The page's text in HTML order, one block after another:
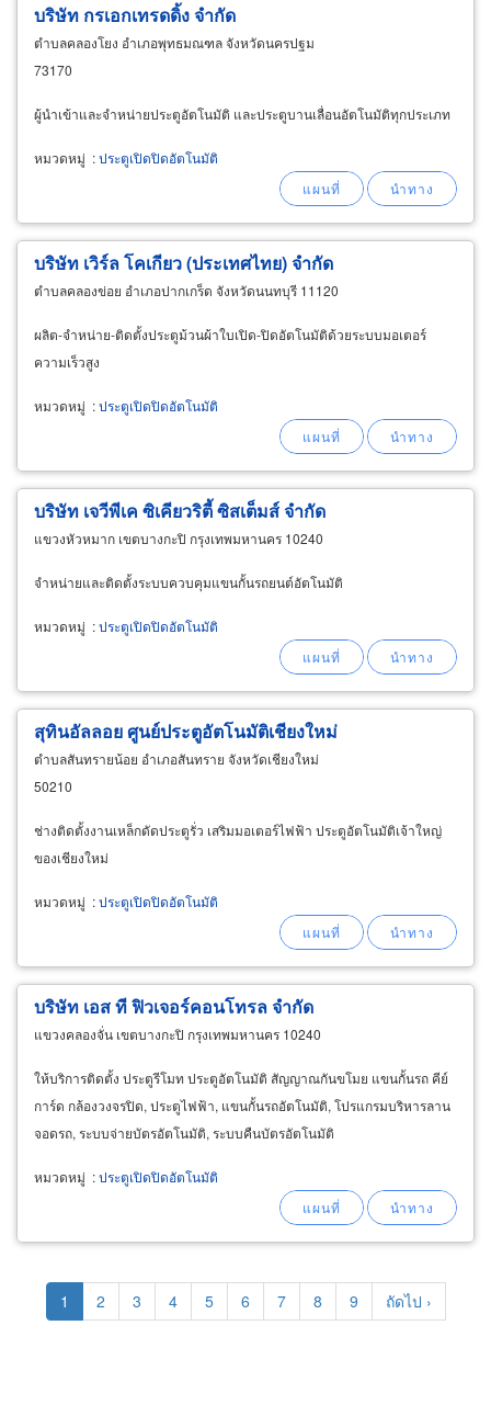
บริษัท กรเอกเทรดดิ้ง จำกัด
ตำบลคลองโยง อำเภอพุทธมณฑล จังหวัดนครปฐม
73170
ผู้นำเข้าและจำหน่ายประตูอัตโนมัติ และประตูบานเลื่อนอัตโนมัติทุกประเภท
หมวดหมู่ :ประตูเปิดปิดอัตโนมัติ
บริษัท เวิร์ล โคเกียว (ประเทศไทย) จำกัด
ตำบลคลองข่อย อำเภอปากเกร็ด จังหวัดนนทบุรี 11120
ผลิต-จำหน่าย-ติดตั้งประตูม้วนผ้าใบเปิด-ปิดอัตโนมัติด้วยระบบมอเตอร์
ความเร็วสูง
หมวดหมู่ :ประตูเปิดปิดอัตโนมัติ
บริษัท เจวีพีเค ซิเคียวริตี้ ซิสเต็มส์ จำกัด
แขวงหัวหมาก เขตบางกะปิ กรุงเทพมหานคร 10240
จำหน่ายและติดตั้งระบบควบคุมแขนกั้นรถยนต์อัตโนมัติ
หมวดหมู่ :ประตูเปิดปิดอัตโนมัติ
สุทินอัลลอย ศูนย์ประตูอัตโนมัติเชียงใหม่
ตำบลสันทรายน้อย อำเภอสันทราย จังหวัดเชียงใหม่
50210
ช่างติดตั้งงานเหล็กดัดประตูรั่ว เสริมมอเตอร์ไฟฟ้า ประตูอัตโนมัติเจ้าใหญ่
ของเชียงใหม่
หมวดหมู่ :ประตูเปิดปิดอัตโนมัติ
บริษัท เอส ที ฟิวเจอร์คอนโทรล จำกัด
แขวงคลองจั่น เขตบางกะปิ กรุงเทพมหานคร 10240
ให้บริการติดตั้ง ประตูรีโมท ประตูอัตโนมัติ สัญญาณกันขโมย แขนกั้นรถ คีย์
การ์ด กล้องวงจรปิด, ประตูไฟฟ้า, แขนกั้นรถอัตโนมัติ, โปรแกรมบริหารลาน
จอดรถ, ระบบจ่ายบัตรอัตโนมัติ, ระบบคืนบัตรอัตโนมัติ
หมวดหมู่ :ประตูเปิดปิดอัตโนมัติ
Pagination
Current
page
1 Page
2 Page
3 Page
4 Page
5 Page
6 Page
7 Page
8 Page
9
Next
page
ถัดไป ›